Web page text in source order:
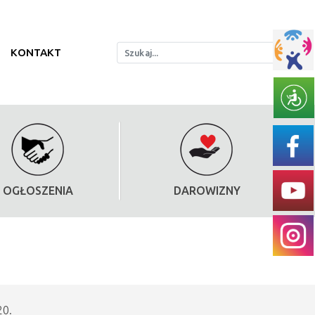
KONTAKT
OGŁOSZENIA DAROWIZNY